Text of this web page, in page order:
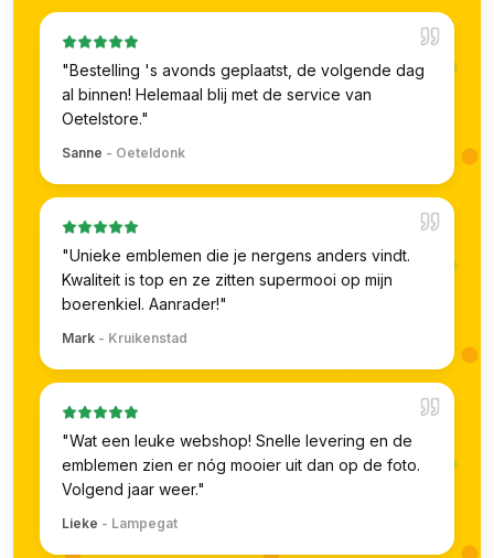
"Bestelling 's avonds geplaatst, de volgende dag
al binnen! Helemaal blij met de service van
Oetelstore."
Sanne - Oeteldonk
"Unieke emblemen die je nergens anders vindt.
Kwaliteit is top en ze zitten supermooi op mijn
boerenkiel. Aanrader!"
Mark - Kruikenstad
"Wat een leuke webshop! Snelle levering en de
emblemen zien er nóg mooier uit dan op de foto.
Volgend jaar weer."
Lieke - Lampegat